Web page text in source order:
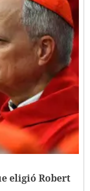
eligió Robert